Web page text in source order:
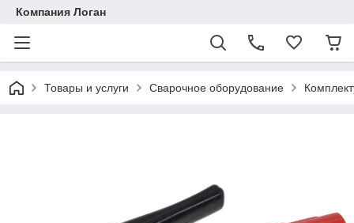
Компания Логан
Товары и услуги Сварочное оборудование